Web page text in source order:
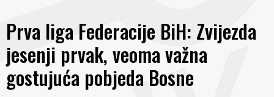
Prva liga Federacije BiH: Zvijezda
jesenji prvak, veoma važna
gostujuća pobjeda Bosne